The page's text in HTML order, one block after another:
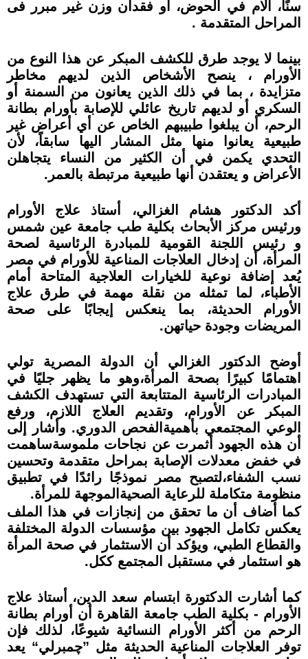
سنًا، آلام في الحوض، أو فقدان وزن غير مبرر فى
المراحل المتقدمة .
بينما لا يوجد طرق للكشف المبكر عن ھذا النوع من
الأورام ، ينصح الأشخاص الذين لديھم مخاطر
متزايدة ، بما في ذلك الذين يعانون من السمنة أو
السكري أو لديھم تاريخ عائلي للإصابة بأورام بطانة
الرحم، أن يبلغوا طبيبھم الخاص عن أي أعراض غير
طبيعية يعانوا منھا مثل المشار اليھا سابقاً، لأن
التحدي يكمن في أن الكثير من النساء يتجاھلن
الأعراض و يعتقدن أنھا طبيعية مرتبطة بالعمر.
أكد الدكتور ھشام الغزالي، أستاذ علاج الأورام
ورئيس مركز الأبحاث بكلية طب جامعة عين شمس
و رئيس اللجنة القومية للمبادرة الرئاسية لصحة
المرأة، أن إدخال العلاجات المناعية للأورام في مصر
يُعد إضافة نوعية للخيارات العلاجية المتاحة أمام
الأطباء، لما تمثله من نقلة مھمة في طرق علاج
الأورام الحديثة، بما ينعكس إيجابًا على صحة
المريضات وجودة حياتھن.
أوضح الدكتور الغزالي أن الدولة المصرية تولي
اھتمامًا كبيرًا بصحة المرأة،وھو ما يظھر جليًا في
المبادرات الرئاسية المتتابعة التي تستھدف الكشف
المبكر عن الأورام، وتقديم العلاج اللازم، ورفع
الوعي المجتمعي بأھميةالفحص الدوري. وأشار إلى
أن ھذه الجھود أثمرت عن نجاحات ملموسةساھمت
في خفض معدلات الإصابة بمراحل متقدمة وتحسين
نسب الشفاء،لتصبح مصر نموذجًا رائدًا في تطبيق
منظومة متكاملة للرعاية الصحيةالموجھة للمرأة.
كما أضاف أن ما تحقق من إنجازات في ھذا الملف
يعكس تكامل الجھود بين مؤسسات الدولة المختلفة
والقطاع الطبي، ويؤكد أن الاستثمار في صحة المرأة
ھو استثمار في مستقبل المجتمع ككل.
كما أشارت الدكتورة ابتسام سعد الدين، أستاذ علاج
الأورام - بكلية الطب جامعة القاھرة أن أورام بطانة
الرحم من أكثر الأورام النسائية شيوعًا، لذلك فإن
توفر العلاجات المناعية الحديثة مثل ”چمبرلي“ يعد